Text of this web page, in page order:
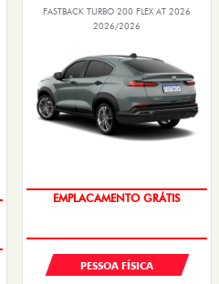
FASTBACK TURBO 200 FLEX AT 2026
2026/2026
OPORTUNIDADE
PESSOA FÍSICA